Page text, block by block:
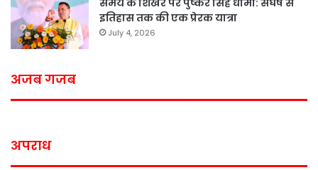
इतिहास तक की एक प्रेरक यात्रा
July 4, 2026
अजब गजब
अपराध